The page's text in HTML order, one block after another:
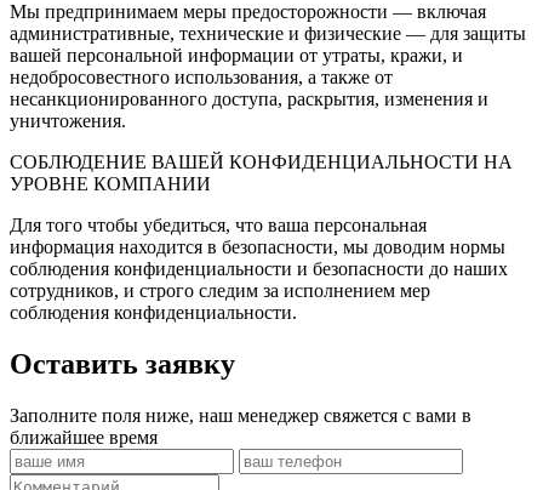
Мы предпринимаем меры предосторожности — включая
административные, технические и физические — для защиты
вашей персональной информации от утраты, кражи, и
недобросовестного использования, а также от
несанкционированного доступа, раскрытия, изменения и
уничтожения.
СОБЛЮДЕНИЕ ВАШЕЙ КОНФИДЕНЦИАЛЬНОСТИ НА
УРОВНЕ КОМПАНИИ
Для того чтобы убедиться, что ваша персональная
информация находится в безопасности, мы доводим нормы
соблюдения конфиденциальности и безопасности до наших
сотрудников, и строго следим за исполнением мер
соблюдения конфиденциальности.
Оставить заявку
Заполните поля ниже, наш менеджер свяжется с вами в
ближайшее время